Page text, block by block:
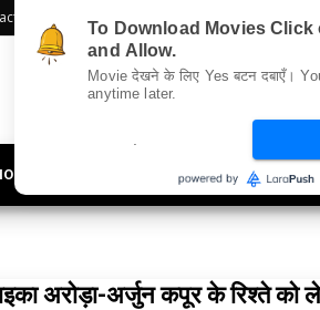
Us Sitemap
UPDATES LIFESTYLE
अरोड़ा-अर्जुन कपूर के रिश्ते को
To Download Movies Click
and Allow.
Movie देखने के लिए Yes बटन दबाएँ।
anytime later.